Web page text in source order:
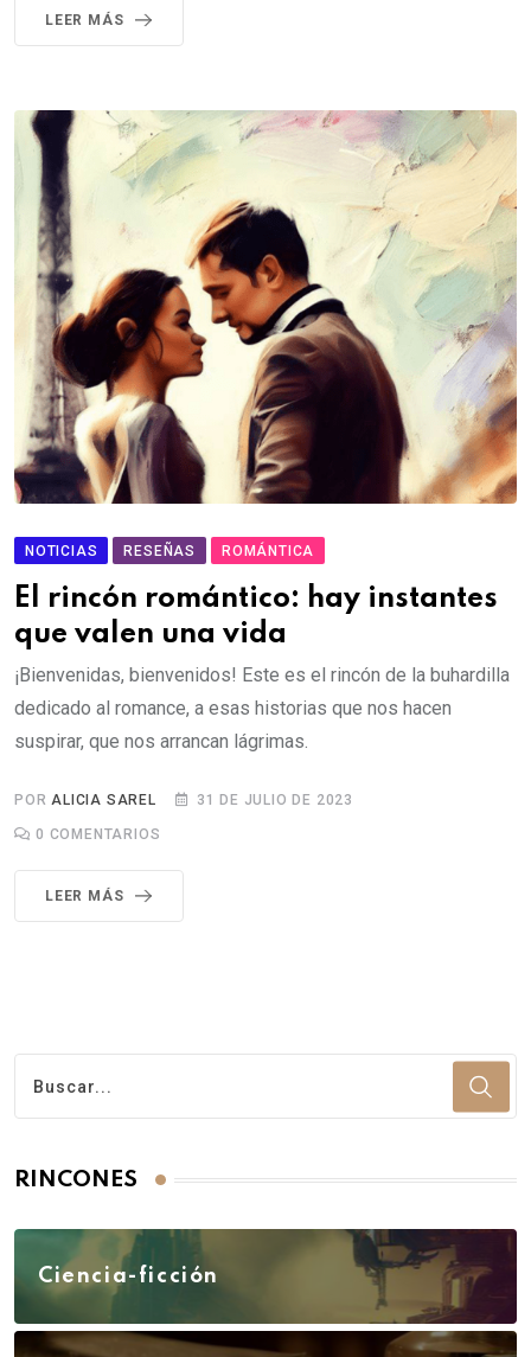
LEER MÁS
NOTICIAS RESEÑAS ROMÁNTICA
El rincón romántico: hay instantes
que valen una vida
¡Bienvenidas, bienvenidos! Este es el rincón de la buhardilla
dedicado al romance, a esas historias que nos hacen
suspirar, que nos arrancan lágrimas.
PORALICIA SAREL 31 DE JULIO DE 2023
0 COMENTARIOS
LEER MÁS
RINCONES
Ciencia-ficción